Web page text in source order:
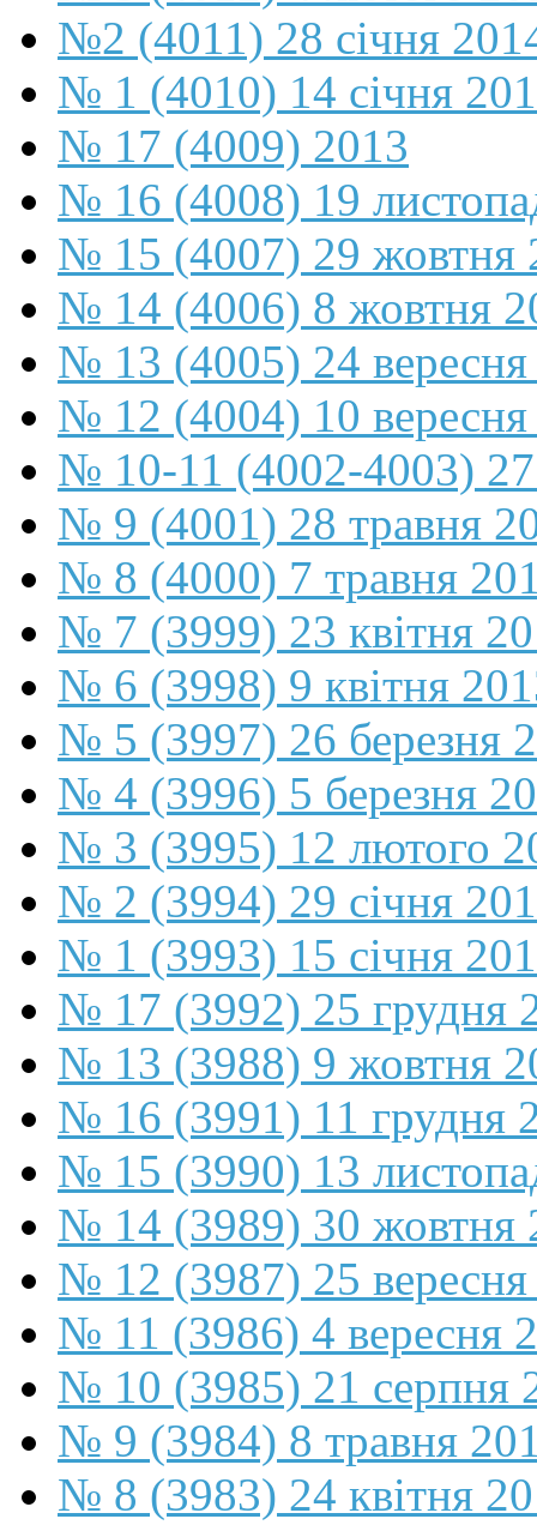
№2 (4011) 28 січня
№ 1 (4010) 14 січня
№ 17 (4009) 2013
№ 16 (4008) 19
№ 15 (4007) 29 жовтня
№ 14 (4006) 8 жовтня
№ 13 (4005) 24
№ 12 (4004) 10
№ 10-11 (4002-4003)
№ 9 (4001) 28 травня
№ 8 (4000) 7 травня
№ 7 (3999) 23 квітня
№ 6 (3998) 9 квітня
№ 5 (3997) 26 березня
№ 4 (3996) 5 березня
№ 3 (3995) 12 лютого
№ 2 (3994) 29 січня
№ 1 (3993) 15 січня
№ 17 (3992) 25 грудня
№ 13 (3988) 9 жовтня
№ 16 (3991) 11 грудня
№ 15 (3990) 13
№ 14 (3989) 30 жовтня
№ 12 (3987) 25
№ 11 (3986) 4 вересня
№ 10 (3985) 21 серпня
№ 9 (3984) 8 травня
№ 8 (3983) 24 квітня